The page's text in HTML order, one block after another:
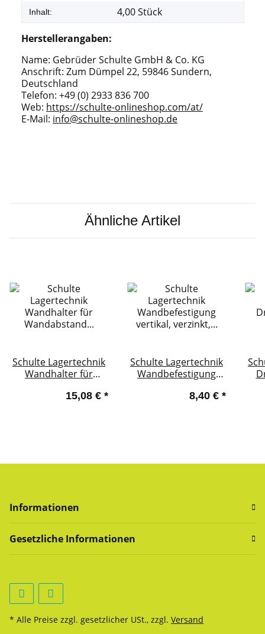
Inhalt: 4,00 Stück
Herstellerangaben:
Name: Gebrüder Schulte GmbH & Co. KG
Anschrift: Zum Dümpel 22, 59846 Sundern,
Deutschland
Telefon: +49 (0) 2933 836 700
Web: https://schulte-onlineshop.com/at/
E-Mail: info@schulte-onlineshop.de
Ähnliche Artikel
Schulte Lagertechnik
Wandhalter für
325 mm, verzinkt
15,08 € *
Schulte Lagertechnik
Wandbefestigung
stabile Ausführung
8,40 € *
Informationen
Gesetzliche Informationen
* Alle Preise zzgl. gesetzlicher USt., zzgl. Versand